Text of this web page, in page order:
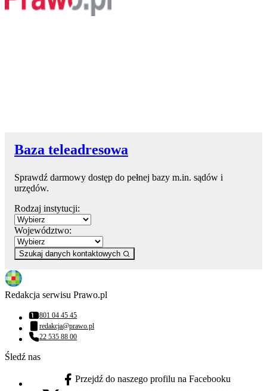
Baza teleadresowa
Sprawdź darmowy dostęp do pełnej bazy m.in. sądów i
urzędów.
Rodzaj instytucji:
Województwo:
Szukaj danych kontaktowych
Redakcja serwisu Prawo.pl
Numer telefonu:
801 04 45 45
Adres email:
redakcja@prawo.pl
Numer telefonu:
22 535 88 00
Śledź nas
facebook - otwiera się w nowej karcie
Przejdź do naszego profilu na Facebooku